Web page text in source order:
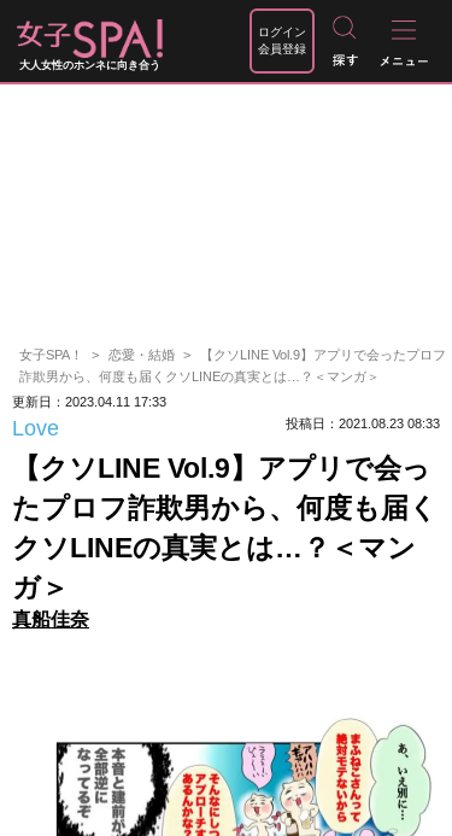
大人女性のホンネに向き合う
ログイン
会員登録
女子SPA！ 恋愛・結婚
【クソLINE Vol.9】アプリで会ったプロフ
詐欺男から、何度も届くクソLINEの真実とは…？＜マンガ＞
更新日：2023.04.11 17:33
Love 投稿日：2021.08.23 08:33
【クソLINE Vol.9】アプリで会っ
たプロフ詐欺男から、何度も届く
クソLINEの真実とは…？＜マン
ガ＞
真船佳奈